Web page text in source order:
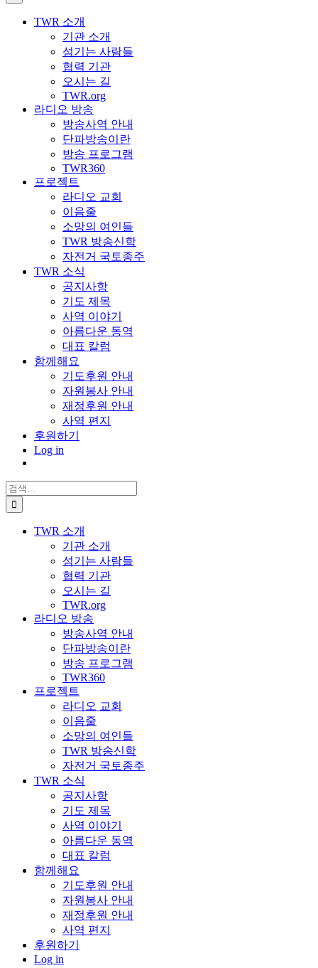
TWR 소개
기관 소개
섬기는 사람들
협력 기관
오시는 길
TWR.org
라디오 방송
방송사역 안내
단파방송이란
방송 프로그램
TWR360
프로젝트
라디오 교회
이음줄
소망의 여인들
TWR 방송신학
자전거 국토종주
TWR 소식
공지사항
기도 제목
사역 이야기
아름다운 동역
대표 칼럼
함께해요
기도후원 안내
자원봉사 안내
재정후원 안내
사역 편지
후원하기
Log in
검
색:
TWR 소개
기관 소개
섬기는 사람들
협력 기관
오시는 길
TWR.org
라디오 방송
방송사역 안내
단파방송이란
방송 프로그램
TWR360
프로젝트
라디오 교회
이음줄
소망의 여인들
TWR 방송신학
자전거 국토종주
TWR 소식
공지사항
기도 제목
사역 이야기
아름다운 동역
대표 칼럼
함께해요
기도후원 안내
자원봉사 안내
재정후원 안내
사역 편지
후원하기
Log in